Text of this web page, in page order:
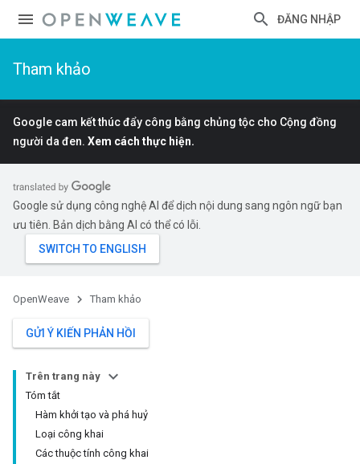
ĐĂNG NHẬP
Tham khảo
Google cam kết thúc đẩy công bằng chủng tộc cho Cộng đồng
người da đen. Xem cách thực hiện.
Google sử dụng công nghệ AI để dịch nội dung sang ngôn ngữ bạn
ưu tiên. Bản dịch bằng AI có thể có lỗi.
OpenWeave Tham khảo
GỬI Ý KIẾN PHẢN HỒI
Trên trang này
Tóm tắt
Hàm khởi tạo và phá huỷ
Loại công khai
Các thuộc tính công khai